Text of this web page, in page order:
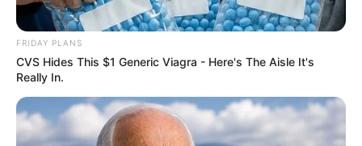
FRIDAY PLANS
CVS Hides This $1 Generic Viagra - Here's The Aisle It's
Really In.